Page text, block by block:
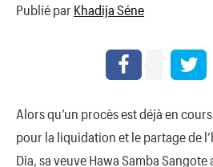
Publié par Khadija Séne
Alors qu’un procès est déjà en
pour la liquidation et le partage de
Dia, sa veuve Hawa Samba